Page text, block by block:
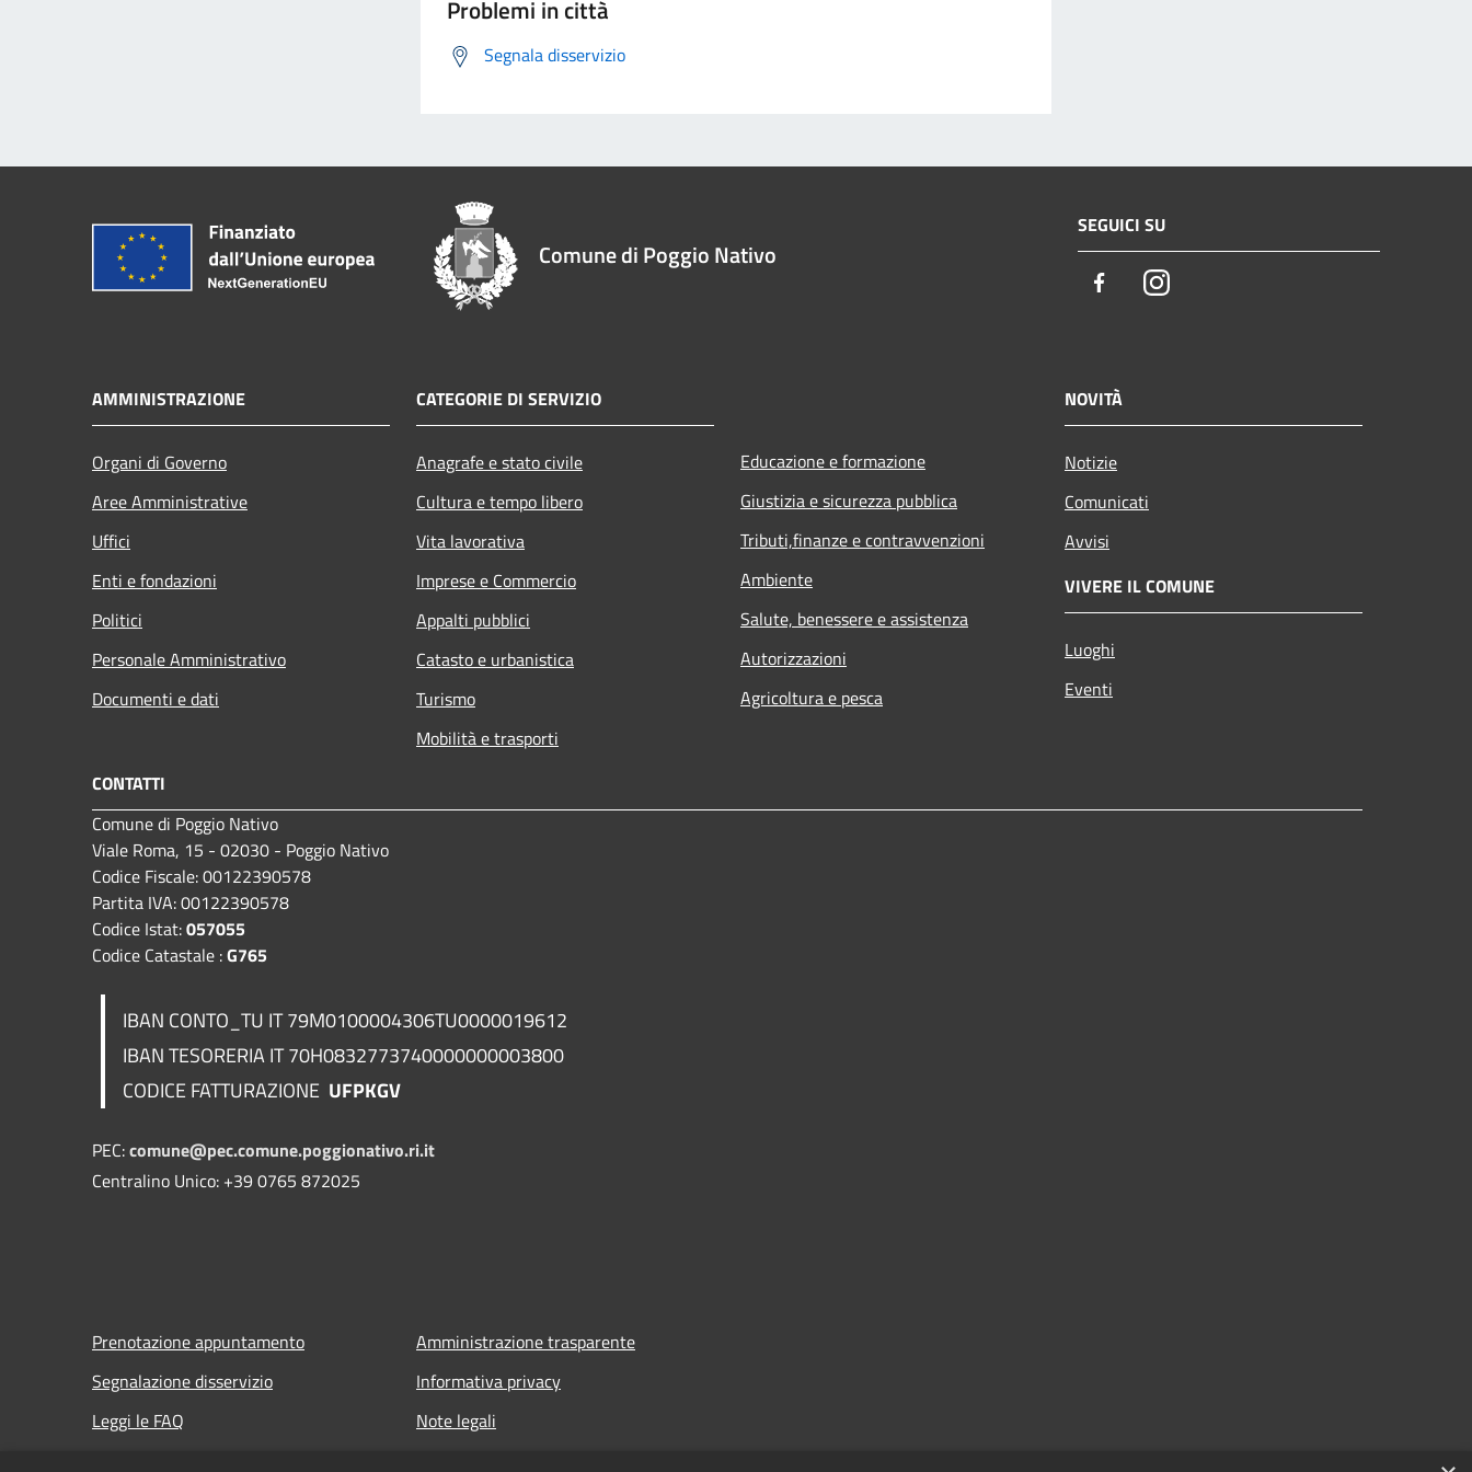
Problemi in città
Segnala disservizio
Comune di Poggio Nativo
SEGUICI SU
FacebookInstagram
AMMINISTRAZIONE
Organi di Governo
Aree Amministrative
Uffici
Enti e fondazioni
Politici
Personale Amministrativo
Documenti e dati
CATEGORIE DI SERVIZIO
Anagrafe e stato civile
Cultura e tempo libero
Vita lavorativa
Imprese e Commercio
Appalti pubblici
Catasto e urbanistica
Turismo
Mobilità e trasporti
Educazione e formazione
Giustizia e sicurezza pubblica
Tributi,finanze e contravvenzioni
Ambiente
Salute, benessere e assistenza
Autorizzazioni
Agricoltura e pesca
NOVITÀ
Notizie
Comunicati
Avvisi
VIVERE IL COMUNE
Luoghi
Eventi
CONTATTI
Comune di Poggio Nativo
Viale Roma, 15 - 02030 - Poggio Nativo
Codice Fiscale: 00122390578
Partita IVA: 00122390578
Codice Istat:057055
Codice Catastale :G765
IBAN CONTO_TU IT 79M0100004306TU0000019612
IBAN TESORERIAIT 70H0832773740000000003800
CODICE FATTURAZIONE UFPKGV
PEC:comune@pec.comune.poggionativo.ri.it
Centralino Unico: +39 0765 872025
Prenotazione appuntamento
Segnalazione disservizio
Leggi le FAQ
Amministrazione trasparente
Informativa privacy
Note legali